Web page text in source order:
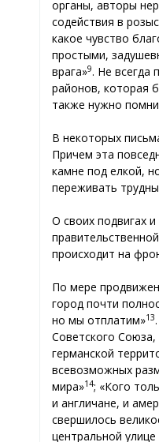
органы, авторы
содействия в
какое чувство
простыми,
врага»9. Не всегда
районов, которая
также нужно
В некоторых
Причем эта
камне под елкой,
переживать
О своих подвигах
происходит на
По мере
город почти
но мы отплатим»13
Советского Союза,
германской
всевозможных
мира»14; «Кого
и англичане, и
свершилось
центральной